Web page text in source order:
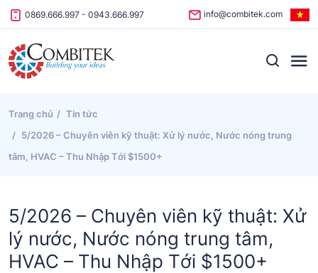
Skip to content
0869.666.997 - 0943.666.997 info@combitek.com
Trang chủ
Tin tức
5/2026 – Chuyên viên kỹ thuật: Xử lý nước, Nước nóng trung
tâm, HVAC – Thu Nhập Tới $1500+
5/2026 – Chuyên viên kỹ thuật: Xử
lý nước, Nước nóng trung tâm,
HVAC – Thu Nhập Tới $1500+